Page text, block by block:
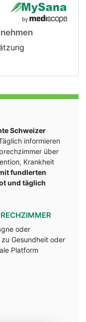
Schweizer
informieren
über
Krankheit
fundlerten
und täglich
oder
Gesundheit oder
Platform